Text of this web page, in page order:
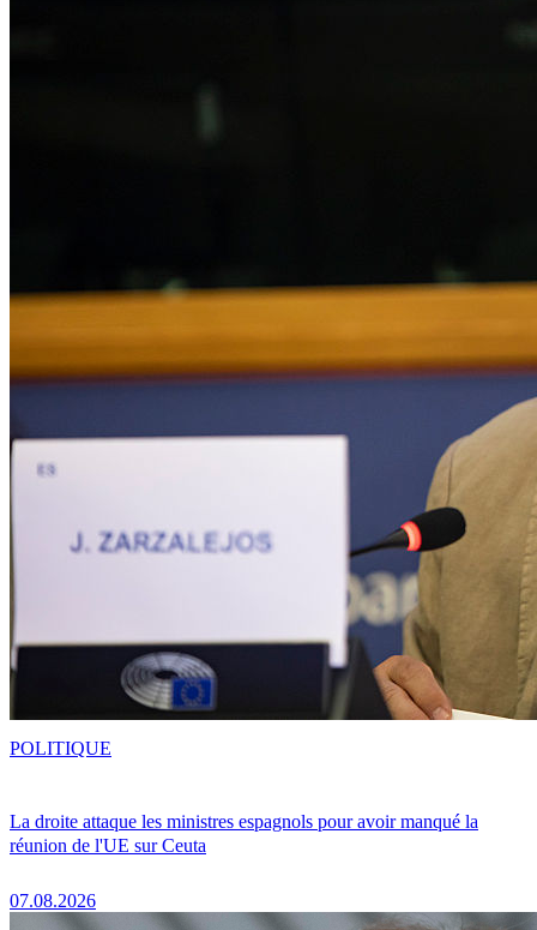
La droite attaque les ministres espagnols pour avoir manqué la
réunion de l'UE sur Ceuta
07.08.2026
POLITIQUE